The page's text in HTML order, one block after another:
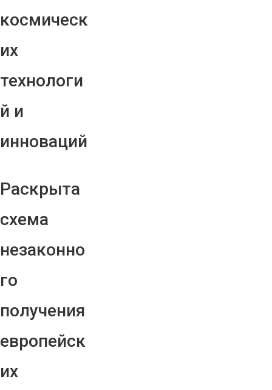
космическ
их
технологи
й и
инноваций
Раскрыта
схема
незаконно
го
получения
европейск
их